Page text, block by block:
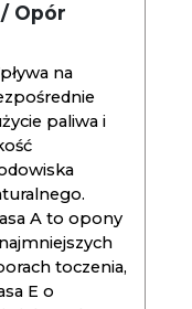
Opór
na
paliwa i
A to opony
toczenia,
E o